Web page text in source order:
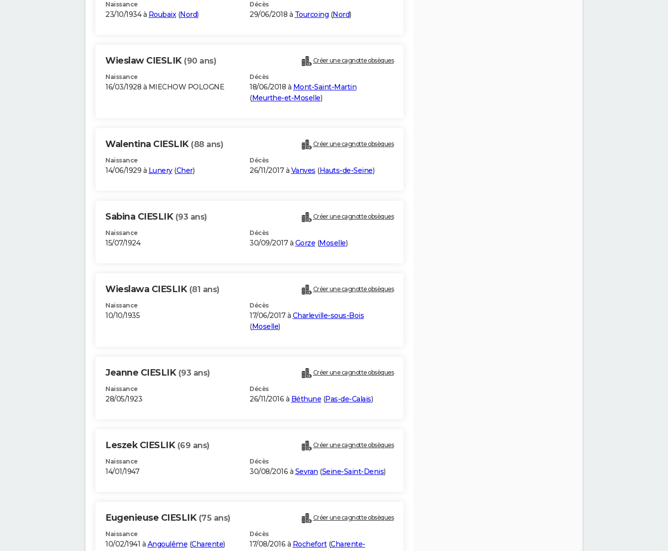
Naissance
23/10/1934 à Roubaix(Nord)
Décès
29/06/2018 à Tourcoing (Nord)
Wieslaw CIESLIK (90 ans) Créer une cagnotte obsèques
Naissance
16/03/1928 à MIECHOW POLOGNE
Décès
18/06/2018 à Mont-Saint-Martin
(Meurthe-et-Moselle)
Walentina CIESLIK (88 ans) Créer une cagnotte obsèques
Naissance
14/06/1929 à Lunery(Cher)
Décès
26/11/2017 à Vanves (Hauts-de-Seine)
Sabina CIESLIK (93 ans) Créer une cagnotte obsèques
Naissance
15/07/1924
Décès
30/09/2017 à Gorze (Moselle)
Wieslawa CIESLIK (81 ans) Créer une cagnotte obsèques
Naissance
10/10/1935
Décès
17/06/2017 à Charleville-sous-Bois
(Moselle)
Jeanne CIESLIK (93 ans) Créer une cagnotte obsèques
Naissance
28/05/1923
Décès
26/11/2016 à Béthune (Pas-de-Calais)
Leszek CIESLIK (69 ans) Créer une cagnotte obsèques
Naissance
14/01/1947
Décès
30/08/2016 à Sevran (Seine-Saint-Denis)
Eugenieuse CIESLIK (75 ans) Créer une cagnotte obsèques
Naissance
10/02/1941 à Angoulême (Charente)
Décès
17/08/2016 à Rochefort(Charente-